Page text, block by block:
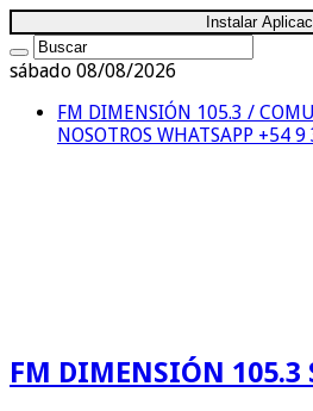
Instalar
sábado 08/08/2026
FM DIMENSIÓN 105.3 /
NOSOTROS WHATSAPP +54
FM DIMENSIÓN 105.3